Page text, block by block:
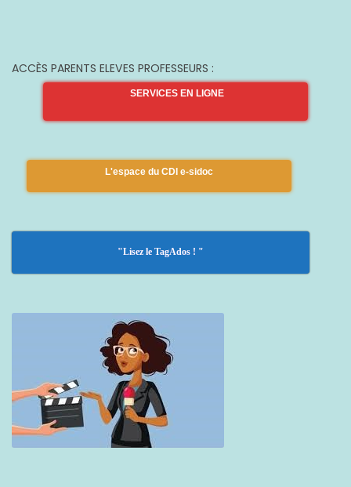
ACCÈS PARENTS ELEVES PROFESSEURS :
SERVICES EN LIGNE
L'espace du CDI e-sidoc
"Lisez le TagAdos ! "